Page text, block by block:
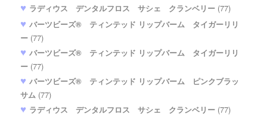
ラディウス デンタルフロス サシェ クランベリー (77)
バーツビーズ® ティンテッド リップバーム タイガーリリ
ー (77)
バーツビーズ® ティンテッド リップバーム タイガーリリ
ー (77)
バーツビーズ® ティンテッド リップバーム ピンクブラッ
サム (77)
ラディウス デンタルフロス サシェ クランベリー (77)